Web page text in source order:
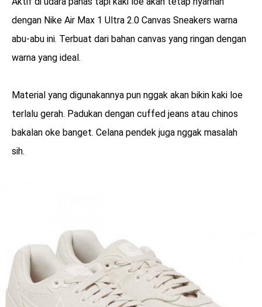
benefit
menarik
dengan Nike Air Max 1 Ultra 2.0 Canvas Sneakers warna
abu-abu ini. Terbuat dari bahan canvas yang ringan dengan
warna yang ideal.
Material yang digunakannya pun nggak akan bikin kaki loe
terlalu gerah. Padukan dengan cuffed jeans atau chinos
bakalan oke banget. Celana pendek juga nggak masalah
sih.